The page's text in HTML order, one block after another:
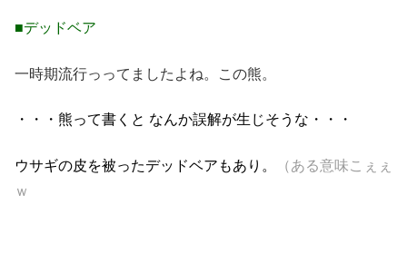
■デッドベア
一時期流行っってましたよね。この熊。
・・・熊って書くと なんか誤解が生じそうな・・・
ウサギの皮を被ったデッドベアもあり。
（ある意味こぇぇ
ｗ